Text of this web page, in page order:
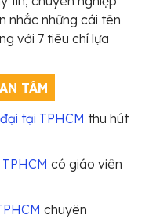
nhắc những cái tên
với 7 tiêu chí lựa
TÂM
tại TPHCM thu hút
có giáo viên
chuyên